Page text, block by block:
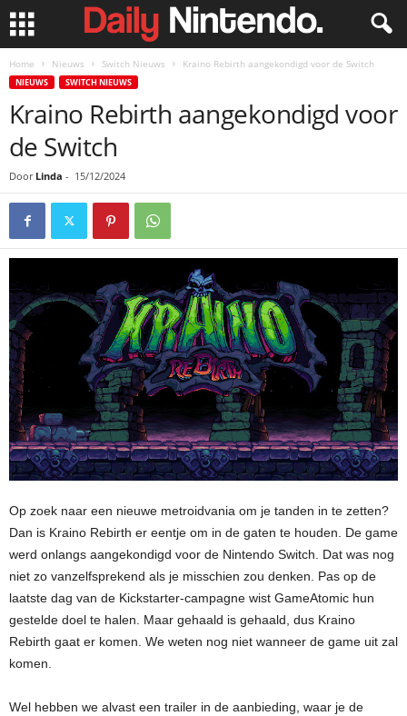
Home Nieuws Switch Nieuws Kraino Rebirth aangekondigd voor de Switch
NIEUWS SWITCH NIEUWS
Kraino Rebirth aangekondigd voor
de Switch
Door Linda - 15/12/2024
Op zoek naar een nieuwe metroidvania om je tanden in te zetten?
Dan is Kraino Rebirth er eentje om in de gaten te houden. De game
werd onlangs aangekondigd voor de Nintendo Switch. Dat was nog
niet zo vanzelfsprekend als je misschien zou denken. Pas op de
laatste dag van de Kickstarter-campagne wist GameAtomic hun
gestelde doel te halen. Maar gehaald is gehaald, dus Kraino
Rebirth gaat er komen. We weten nog niet wanneer de game uit zal
komen.
Wel hebben we alvast een trailer in de aanbieding, waar je de